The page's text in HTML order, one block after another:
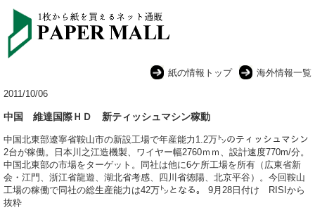
紙の情報トップ
海外情報一覧
2011/10/06
中国 維達国際ＨＤ 新ティッシュマシン稼動
中国北東部遼寧省鞍山市の新設工場で年産能力1.2万㌧のティッシュマシン
2台が稼働。日本川之江造機製、ワイヤー幅2760ｍｍ、設計速度770m/分。
中国北東部の市場をターゲット。同社は他に6ケ所工場を所有（広東省新
会・江門、浙江省龍遊、湖北省考感、四川省徳陽、北京平谷）。今回鞍山
工場の稼働で同社の総生産能力は42万㌧となる。 9月28日付け RISIから
抜粋